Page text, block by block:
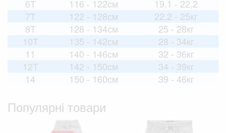
6T
116 - 122см
19,1 - 22,2
7T
122 - 128см
22,2 - 25кг
8T
128 - 134см
25 - 28кг
10T
135 - 142см
28 - 34кг
11
140 - 146см
32 - 36кг
12T
142 - 150см
34 - 39кг
14
150 - 160см 39 - 46кг
Популярні товари